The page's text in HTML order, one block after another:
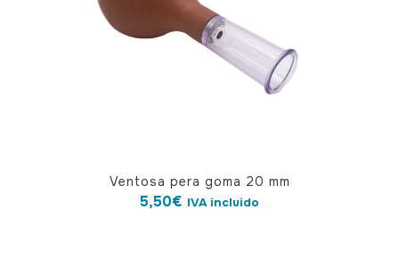
Ventosa pera goma 20 mm
5,50€ IVA incluido